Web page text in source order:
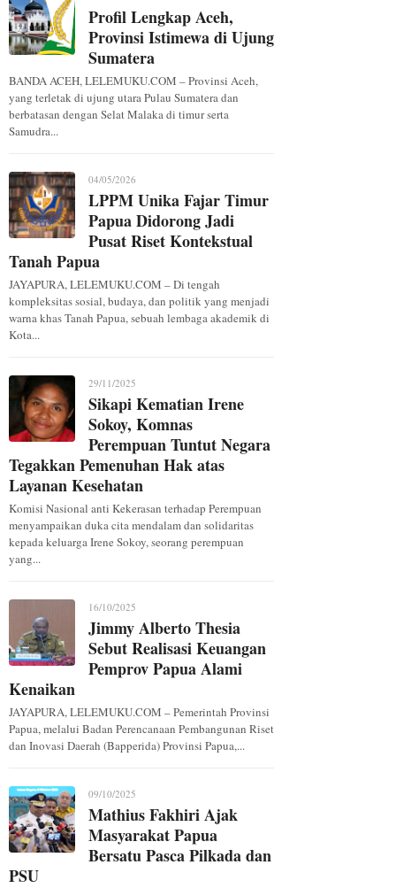
Profil Lengkap Aceh,
Provinsi Istimewa di Ujung
Sumatera
BANDA ACEH, LELEMUKU.COM – Provinsi Aceh,
yang terletak di ujung utara Pulau Sumatera dan
berbatasan dengan Selat Malaka di timur serta
Samudra...
04/05/2026
LPPM Unika Fajar Timur
Papua Didorong Jadi
Pusat Riset Kontekstual
Tanah Papua
JAYAPURA, LELEMUKU.COM – Di tengah
kompleksitas sosial, budaya, dan politik yang menjadi
warna khas Tanah Papua, sebuah lembaga akademik di
Kota...
29/11/2025
Sikapi Kematian Irene
Sokoy, Komnas
Perempuan Tuntut Negara
Tegakkan Pemenuhan Hak atas
Layanan Kesehatan
Komisi Nasional anti Kekerasan terhadap Perempuan
menyampaikan duka cita mendalam dan solidaritas
kepada keluarga Irene Sokoy, seorang perempuan
yang...
16/10/2025
Jimmy Alberto Thesia
Sebut Realisasi Keuangan
Pemprov Papua Alami
Kenaikan
JAYAPURA, LELEMUKU.COM – Pemerintah Provinsi
Papua, melalui Badan Perencanaan Pembangunan Riset
dan Inovasi Daerah (Bapperida) Provinsi Papua,...
09/10/2025
Mathius Fakhiri Ajak
Masyarakat Papua
Bersatu Pasca Pilkada dan
PSU